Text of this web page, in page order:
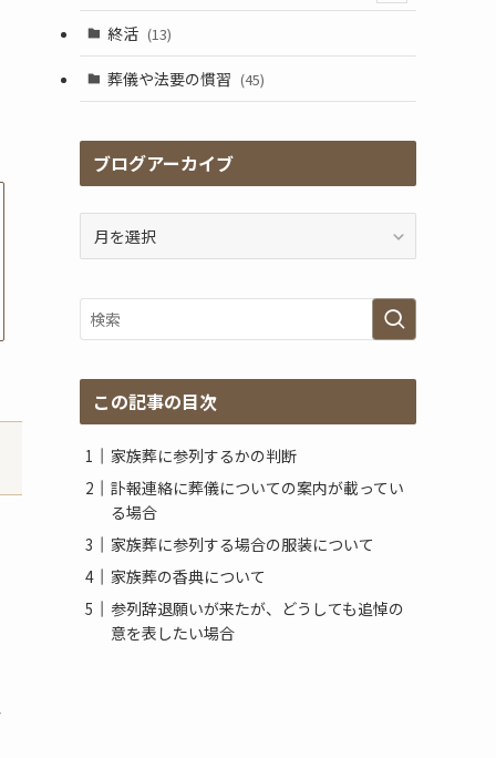
(41)
(2)
終活 (13)
葬儀や法要の慣習 (45)
ブログアーカイブ
ア
ー
カ
この記事の目次
家族葬に参列するかの判断
訃報連絡に葬儀についての案内が載ってい
る場合
家族葬に参列する場合の服装について
家族葬の香典について
参列辞退願いが来たが、どうしても追悼の
意を表したい場合